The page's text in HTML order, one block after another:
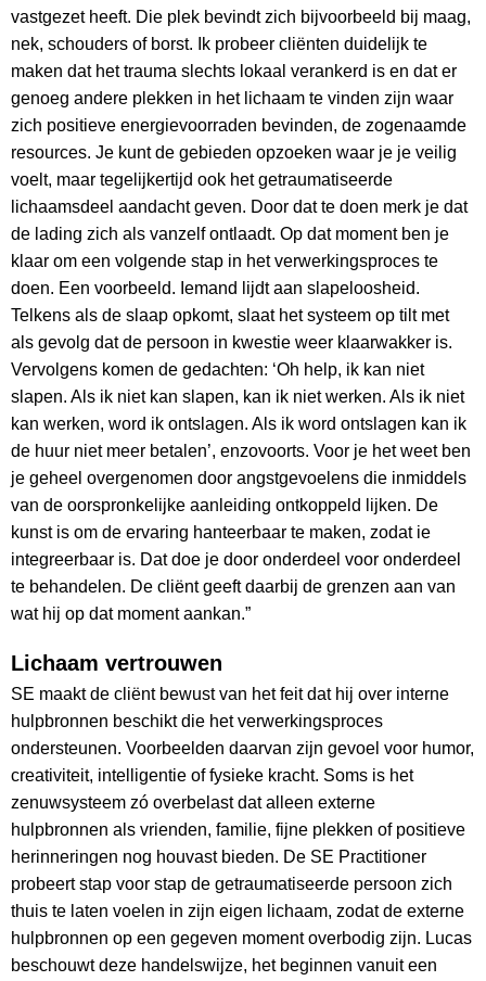
vastgezet heeft. Die plek bevindt zich bijvoorbeeld bij maag,
nek, schouders of borst. Ik probeer cliënten duidelijk te
maken dat het trauma slechts lokaal verankerd is en dat er
genoeg andere plekken in het lichaam te vinden zijn waar
zich positieve energievoorraden bevinden, de zogenaamde
resources. Je kunt de gebieden opzoeken waar je je veilig
voelt, maar tegelijkertijd ook het getraumatiseerde
lichaamsdeel aandacht geven. Door dat te doen merk je dat
de lading zich als vanzelf ontlaadt. Op dat moment ben je
klaar om een volgende stap in het verwerkingsproces te
doen. Een voorbeeld. Iemand lijdt aan slapeloosheid.
Telkens als de slaap opkomt, slaat het systeem op tilt met
als gevolg dat de persoon in kwestie weer klaarwakker is.
Vervolgens komen de gedachten: ‘Oh help, ik kan niet
slapen. Als ik niet kan slapen, kan ik niet werken. Als ik niet
kan werken, word ik ontslagen. Als ik word ontslagen kan ik
de huur niet meer betalen’, enzovoorts. Voor je het weet ben
je geheel overgenomen door angstgevoelens die inmiddels
van de oorspronkelijke aanleiding ontkoppeld lijken. De
kunst is om de ervaring hanteerbaar te maken, zodat ie
integreerbaar is. Dat doe je door onderdeel voor onderdeel
te behandelen. De cliënt geeft daarbij de grenzen aan van
wat hij op dat moment aankan.”
Lichaam vertrouwen
SE maakt de cliënt bewust van het feit dat hij over interne
hulpbronnen beschikt die het verwerkingsproces
ondersteunen. Voorbeelden daarvan zijn gevoel voor humor,
creativiteit, intelligentie of fysieke kracht. Soms is het
zenuwsysteem zó overbelast dat alleen externe
hulpbronnen als vrienden, familie, fijne plekken of positieve
herinneringen nog houvast bieden. De SE Practitioner
probeert stap voor stap de getraumatiseerde persoon zich
thuis te laten voelen in zijn eigen lichaam, zodat de externe
hulpbronnen op een gegeven moment overbodig zijn. Lucas
beschouwt deze handelswijze, het beginnen vanuit een